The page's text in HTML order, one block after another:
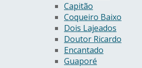
Capitão
Coqueiro Baixo
Dois Lajeados
Doutor Ricardo
Encantado
Guaporé